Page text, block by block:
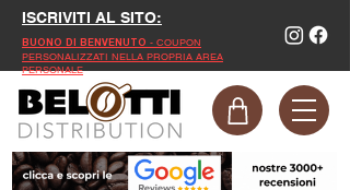
ISCRIVITI AL SITO:
BUONO DI BENVENUTO - COUPON
PERSONALIZZATI NELLA PROPRIA AREA
PERSONALE